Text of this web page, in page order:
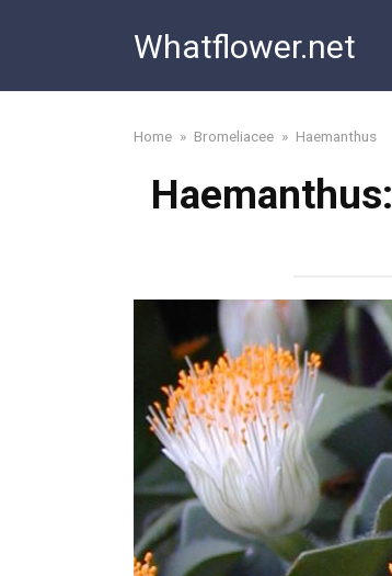
Whatflower.net
Home » Bromeliacee » Haemanthus